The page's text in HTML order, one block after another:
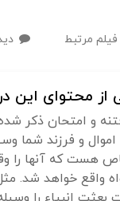
فیلم مرتبط
محتوای این
و امتحان ذکر
و فرزند شما
هست که آنها را
واقع خواهد شد.